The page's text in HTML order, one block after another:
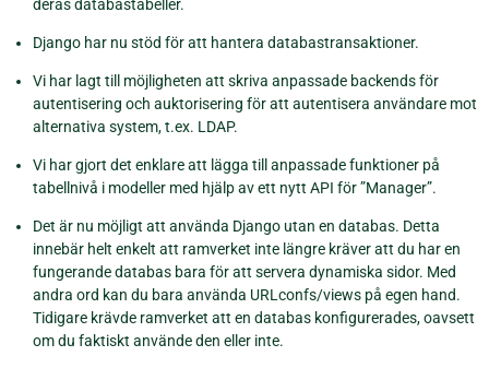
deras databastabeller.
Django har nu stöd för att hantera databastransaktioner.
Vi har lagt till möjligheten att skriva anpassade backends för
autentisering och auktorisering för att autentisera användare mot
alternativa system, t.ex. LDAP.
Vi har gjort det enklare att lägga till anpassade funktioner på
tabellnivå i modeller med hjälp av ett nytt API för ”Manager”.
Det är nu möjligt att använda Django utan en databas. Detta
innebär helt enkelt att ramverket inte längre kräver att du har en
fungerande databas bara för att servera dynamiska sidor. Med
andra ord kan du bara använda URLconfs/views på egen hand.
Tidigare krävde ramverket att en databas konfigurerades, oavsett
om du faktiskt använde den eller inte.